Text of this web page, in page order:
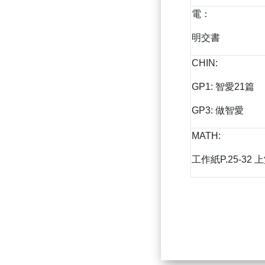
電：
明交書
CHIN:
GP1: 智愛21篇
GP3: 做智愛
MATH:
工作紙P.25-32